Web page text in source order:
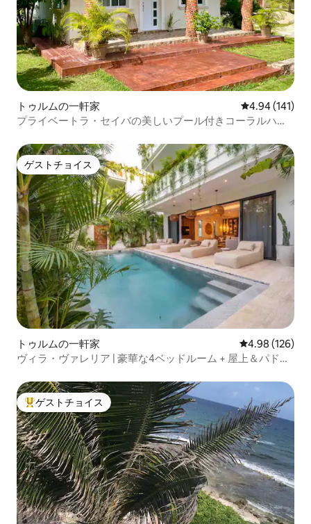
トゥルムの一軒家 レビュー141
4.94 (141)
プライベートラ・セイバの美しいプール付きコーラルハウ
ゲストチョイス
ゲストチョイス
トゥルムの一軒家 レビュー126
4.98 (126)
ヴィラ・ヴァレリア | 豪華な4ベッドルーム + 屋上＆パドル
大好評のゲストチョイスです。
ゲストチョイス